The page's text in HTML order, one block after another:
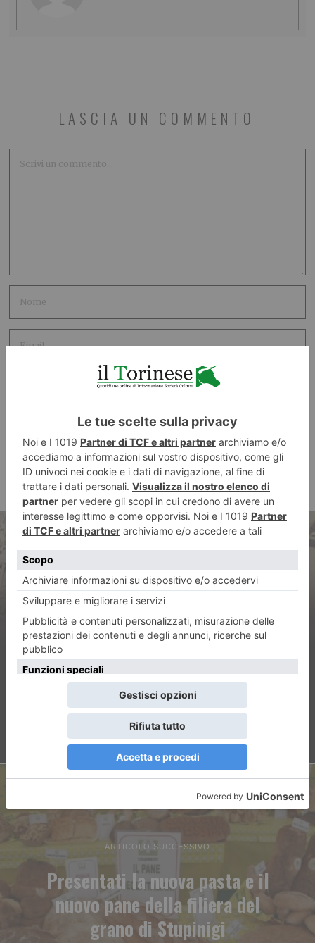
LASCIA UN COMMENTO
ARTICOLO PRECEDENTE
Lega Giovani Piemonte
condanna attacco alle Ogr
ARTICOLO SUCCESSIVO
Presentati la nuova pasta e il
nuovo pane della filiera del
grano di Stupinigi